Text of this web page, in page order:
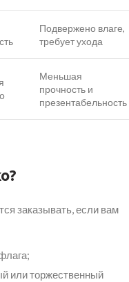
Подвержено влаге,
требует ухода
Меньшая
прочность и
презентабельность
заказывать, если вам
или торжественный